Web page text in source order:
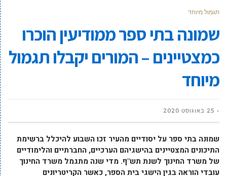
תגמול מיוחד
שמונה בתי ספר ממודיעין הוכרו
כמצטיינים – המורים יקבלו תגמול
מיוחד
25 באוגוסט 2020
שמונה בתי ספר על יסודיים מהעיר זכו השבוע להיכלל ברשימת
התיכונים המצטיינים בהישגיהם הערכיים, החברתיים והלימודיים
של משרד החינוך לשנת תש"ף. מדי שנה מתגמל משרד החינוך
עובדי הוראה בגין הישגי בית הספר, כאשר הקריטריונים